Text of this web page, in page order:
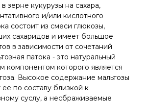
зерне кукурузы на сахара,
и/или кислотного
состоит из смеси глюкозы,
сахаридов и имеет большое
в зависимости от сочетаний
патока - это натуральный
компонентом которого является
Высокое содержание мальтозы
по составу близкой к
суслу, а несбраживаемые